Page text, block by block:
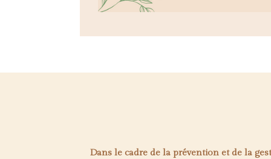
Dans le cadre de la prévention et de la